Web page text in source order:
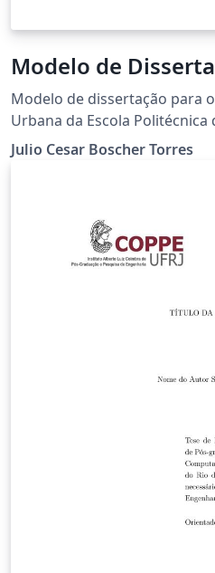
Modelo de
Modelo de dissertação para
Urbana da Escola
do Rio de Janeiro (POLI/UFRJ)
Julio Cesar Boscher Torres